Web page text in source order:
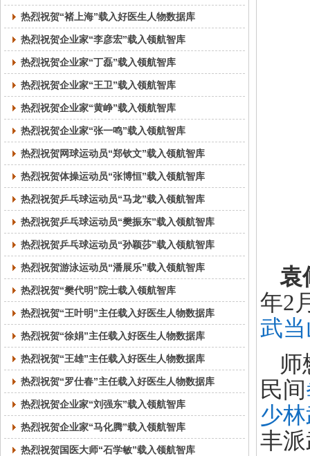
热烈祝贺“褚上海”载入好医生人物数据库
热烈祝贺企业家“李彦宏”载入领航智库
热烈祝贺企业家“丁磊”载入领航智库
热烈祝贺企业家“王卫”载入领航智库
热烈祝贺企业家“黄峥”载入领航智库
热烈祝贺企业家“张一鸣”载入领航智库
热烈祝贺网球运动员“郑钦文”载入领航智库
热烈祝贺体操运动员“张博恒”载入领航智库
热烈祝贺乒乓球运动员“马龙”载入领航智库
热烈祝贺乒乓球运动员“樊振东”载入领航智库
热烈祝贺乒乓球运动员“孙颖莎”载入领航智库
热烈祝贺游泳运动员“潘展乐”载入领航智库
热烈祝贺“樊代明”院士载入领航智库
热烈祝贺“王叶明”主任载入好医生人物数据库
热烈祝贺“徐娟”主任载入好医生人物数据库
热烈祝贺“王雄”主任载入好医生人物数据库
热烈祝贺“罗仕春”主任载入好医生人物数据库
热烈祝贺企业家“刘强东”载入领航智库
热烈祝贺企业家“马化腾”载入领航智库
热烈祝贺国医大师“石学敏”载入领航智库
袁
年2
武
师
民间
少
丰